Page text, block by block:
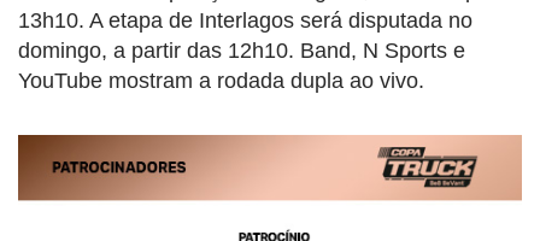
13h10. A etapa de Interlagos será disputada no
domingo, a partir das 12h10. Band, N Sports e
YouTube mostram a rodada dupla ao vivo.